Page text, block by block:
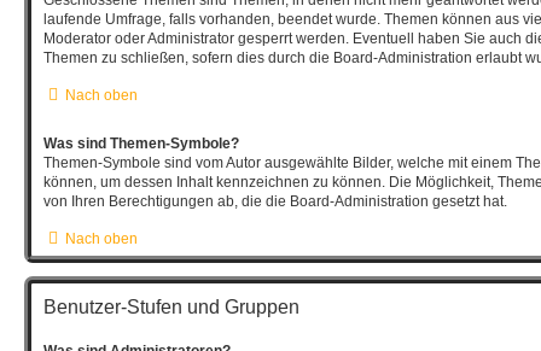
laufende Umfrage, falls vorhanden, beendet wurde. Themen können aus
Moderator oder Administrator gesperrt werden. Eventuell haben Sie auch
Themen zu schließen, sofern dies durch die Board-Administration erlaubt
Nach oben
Was sind Themen-Symbole?
Themen-Symbole sind vom Autor ausgewählte Bilder, welche mit einem
können, um dessen Inhalt kennzeichnen zu können. Die Möglichkeit,
von Ihren Berechtigungen ab, die die Board-Administration gesetzt hat.
Nach oben
Benutzer-Stufen und Gruppen